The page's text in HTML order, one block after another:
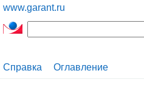
www.garant.ru
Справка Оглавление